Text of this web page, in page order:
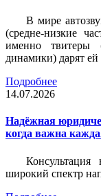
В мире
(средне-низкие
именно твитеры
динамики) дарят
Подробнее
14.07.2026
Надёжная
когда важна
Консультация
широкий спектр